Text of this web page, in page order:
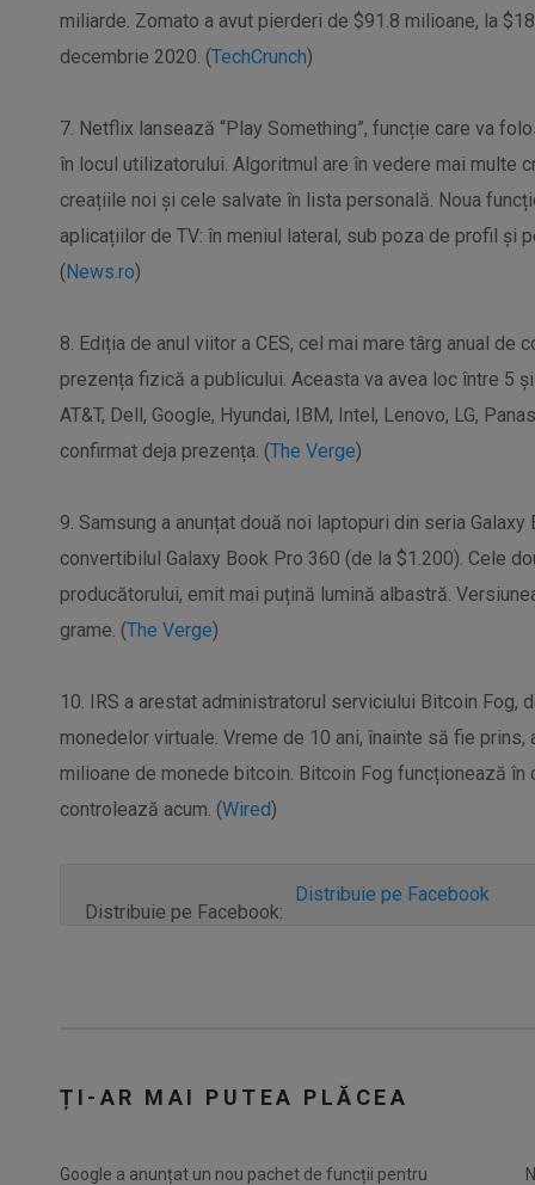
miliarde. Zomato a avut pierderi de $91.8 milioane, la
decembrie 2020. (TechCrunch)
7. Netflix lansează “Play Something”, funcție care va
în locul utilizatorului. Algoritmul are în vedere mai multe
creațiile noi și cele salvate în lista personală. Noua
aplicațiilor de TV: în meniul lateral, sub poza de profil și
(News.ro)
8. Ediția de anul viitor a CES, cel mai mare târg anual de
prezența fizică a publicului. Aceasta va avea loc între 5
AT&T, Dell, Google, Hyundai, IBM, Intel, Lenovo, LG,
confirmat deja prezența. (The Verge)
9. Samsung a anunțat două noi laptopuri din seria
convertibilul Galaxy Book Pro 360 (de la $1.200). Cele
producătorului, emit mai puțină lumină albastră.
grame. (The Verge)
10. IRS a arestat administratorul serviciului Bitcoin Fog,
monedelor virtuale. Vreme de 10 ani, înainte să fie prins,
milioane de monede bitcoin. Bitcoin Fog funcționează în
controlează acum. (Wired)
Distribuie pe Facebook:
Distribuie pe Facebook
ȚI-AR MAI PUTEA PLĂCEA
Google a anunțat un nou pachet de funcții pentru